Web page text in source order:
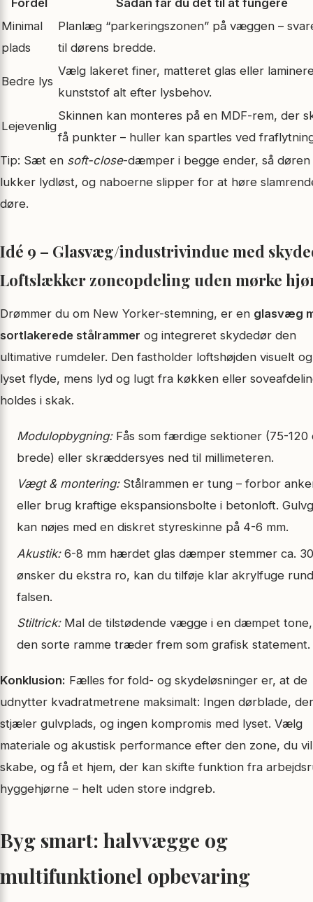
Minimal
plads
Planlæg “parkeringszonen” på væggen –
til dørens bredde.
Bedre lys
Vælg lakeret finer, matteret glas eller
kunststof alt efter lysbehov.
Lejevenlig
Skinnen kan monteres på en MDF-rem, der
få punkter – huller kan spartles ved
Tip: Sæt en soft-close-dæmper i begge ender, så døren
lukker lydløst, og naboerne slipper for at høre
døre.
Idé 9 – Glasvæg/industrivindue med
Loftslækker zoneopdeling uden mørke
Drømmer du om New Yorker-stemning, er en glasvæg
sortlakerede stålrammer og integreret skydedør den
ultimative rumdeler. Den fastholder loftshøjden visuelt
lyset flyde, mens lyd og lugt fra køkken eller
holdes i skak.
Modulopbygning:Fås som færdige sektioner (75-120
brede) eller skræddersyes ned til millimeteren.
Vægt & montering:Stålrammen er tung – forbor
eller brug kraftige ekspansionsbolte i betonloft.
kan nøjes med en diskret styreskinne på 4-6 mm.
Akustik:6-8 mm hærdet glas dæmper stemmer ca.
ønsker du ekstra ro, kan du tilføje klar akrylfuge
falsen.
Stiltrick:Mal de tilstødende vægge i en dæmpet tone,
den sorte ramme træder frem som grafisk statement.
Konklusion: Fælles for fold- og skydeløsninger er, at de
udnytter kvadratmetrene maksimalt: Ingen dørblade, der
stjæler gulvplads, og ingen kompromis med lyset. Vælg
materiale og akustisk performance efter den zone, du vil
skabe, og få et hjem, der kan skifte funktion fra
hyggehjørne – helt uden store indgreb.
Byg smart: halvvægge og
multifunktionel opbevaring